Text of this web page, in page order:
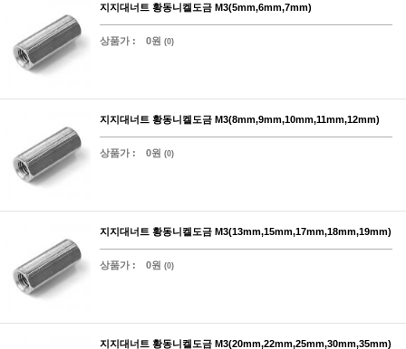
지지대너트 황동니켈도금 M3(5mm,6mm,7mm)
상품가 : 0원 (0)
지지대너트 황동니켈도금 M3(8mm,9mm,10mm,11mm,12mm)
상품가 : 0원 (0)
지지대너트 황동니켈도금 M3(13mm,15mm,17mm,18mm,19mm)
상품가 : 0원 (0)
지지대너트 황동니켈도금 M3(20mm,22mm,25mm,30mm,35mm)